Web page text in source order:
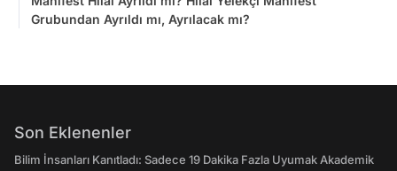
Grubundan Ayrıldı mı, Ayrılacak mı?
Son Eklenenler
Bilim İnsanları Kanıtladı: Sadece 19 Dakika Fazla Uyumak Akademik